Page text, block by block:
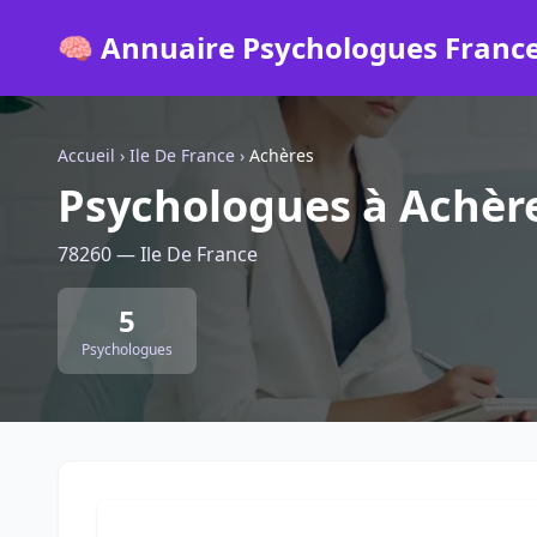
🧠 Annuaire Psychologues
Accueil › Ile De France › Achères
Psychologues à
78260 — Ile De France
5
Psychologues